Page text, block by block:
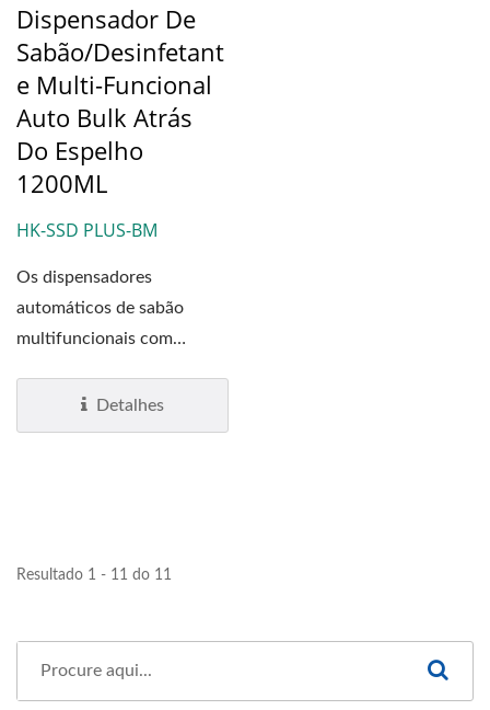
Dispensador De
Sabão/Desinfetant
E Multi-Funcional
Auto Bulk Atrás
Do Espelho
1200ML
HK-SSD PLUS-BM
Os dispensadores
automáticos de sabão
multifuncionais com
sabão (1.200...Detalhes
Resultado 1 - 11 do 11